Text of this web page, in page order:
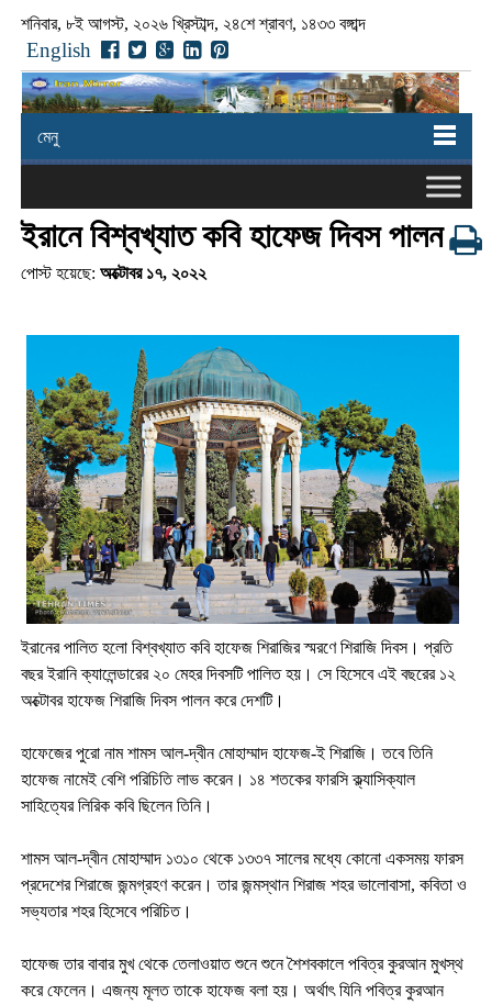
শনিবার, ৮ই আগস্ট, ২০২৬ খ্রিস্টাব্দ, ২৪শে শ্রাবণ, ১৪৩৩ বঙ্গাব্দ
English
মেনু
ইরানে বিশ্বখ্যাত কবি হাফেজ দিবস পালন
পোস্ট হয়েছে: অক্টোবর ১৭, ২০২২
ইরানের পালিত হলো বিশ্বখ্যাত কবি হাফেজ শিরাজির স্মরণে শিরাজি দিবস। প্রতি
বছর ইরানি ক্যালেন্ডারের ২০ মেহর দিবসটি পালিত হয়। সে হিসেবে এই বছরের ১২
অক্টোবর হাফেজ শিরাজি দিবস পালন করে দেশটি।
হাফেজের পুরো নাম শামস আল-দ্বীন মোহাম্মাদ হাফেজ-ই শিরাজি। তবে তিনি
হাফেজ নামেই বেশি পরিচিতি লাভ করেন। ১৪ শতকের ফারসি ক্ল্যাসিক্যাল
সাহিত্যের লিরিক কবি ছিলেন তিনি।
শামস আল-দ্বীন মোহাম্মাদ ১৩১০ থেকে ১৩৩৭ সালের মধ্যে কোনো একসময় ফারস
প্রদেশের শিরাজে জন্মগ্রহণ করেন। তার জন্মস্থান শিরাজ শহর ভালোবাসা, কবিতা ও
সভ্যতার শহর হিসেবে পরিচিত।
হাফেজ তার বাবার মুখ থেকে তেলাওয়াত শুনে শুনে শৈশবকালে পবিত্র কুরআন মুখস্থ
করে ফেলেন। এজন্য মূলত তাকে হাফেজ বলা হয়। অর্থাৎ যিনি পবিত্র কুরআন